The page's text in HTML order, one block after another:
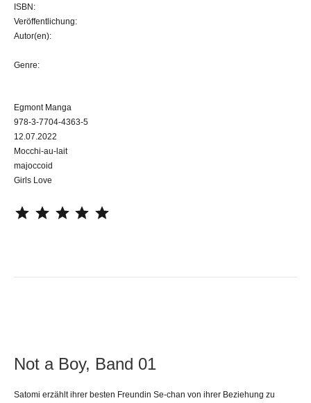
ISBN:
Veröffentlichung:
Autor(en):
Genre:
Egmont Manga
978-3-7704-4363-5
12.07.2022
Mocchi-au-lait
majoccoid
Girls Love
Not a Boy, Band 01
Satomi erzählt ihrer besten Freundin Se-chan von ihrer Beziehung zu